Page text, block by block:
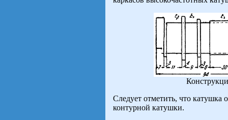
Следует отметить, что катушка
контурной катушки.